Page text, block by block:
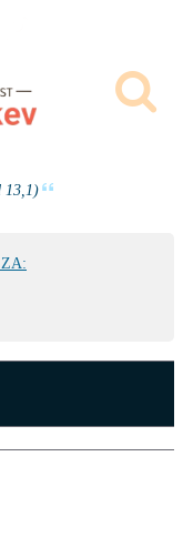
13,1)